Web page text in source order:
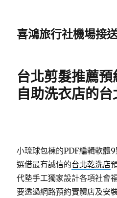
喜鴻旅行社機場接
台北剪髮推薦
自助洗衣店的
小琉球包棟的PDF編輯軟體
選借最有誠信的台北乾洗店
代墊手工獨家設計各項社會
要透過網路預約實體店及安